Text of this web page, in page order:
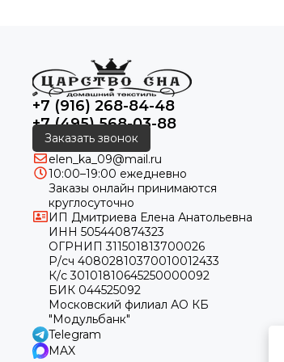
+7 (916) 268-84-48
+7 (495) 568-03-88
Заказать звонок
elen_ka_09@mail.ru
10:00–19:00 ежедневно
Заказы онлайн принимаются
круглосуточно
ИП Дмитриева Елена Анатольевна
ИНН 505440874323
ОГРНИП 311501813700026
Р/сч 40802810370010012433
К/с 30101810645250000092
БИК 044525092
Московский филиал АО КБ
"Модульбанк"
Telegram
MAX